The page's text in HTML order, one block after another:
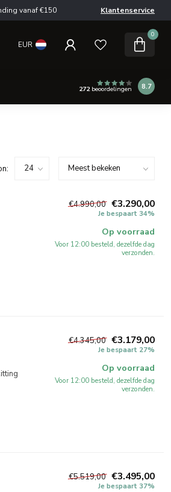
vanaf €150 Klantenservice
EUR
0
272beoordelingen 8.7
€4.990,00 €3.290,00
Je bespaart 34%
Op voorraad
Voor 12:00 besteld, dezelfde dag
verzonden.
€4.345,00 €3.179,00
Je bespaart 27%
Op voorraad
Voor 12:00 besteld, dezelfde dag
verzonden.
€5.519,00 €3.495,00
Je bespaart 37%